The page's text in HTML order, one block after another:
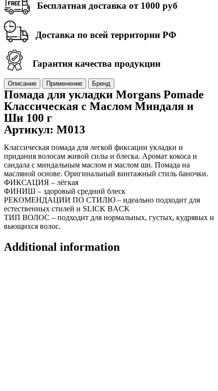
Бесплатная доставка от 1000 руб
Доставка по всей территории РФ
Гарантия качества продукции
Описание Применение Бренд
Помада для укладки Morgans Pomade
Классическая с Маслом Миндаля и
Ши 100 г
Артикул: M013
Классическая помада для легкой фиксации укладки и
придания волосам живой силы и блеска. Аромат кокоса и
сандала с миндальным маслом и маслом ши. Помада на
масляной основе. Оригинальный винтажный стиль баночки.
ФИКСАЦИЯ – лёгкая
ФИНИШ – здоровый средний блеск
РЕКОМЕНДАЦИИ ПО СТИЛЮ – идеально подходит для
естественных стилей и SLICK BACK
ТИП ВОЛОС – подходит для нормальных, густых, кудрявых и
вьющихся волос.
Additional information